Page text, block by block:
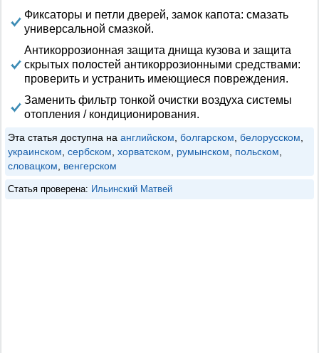
Фиксаторы и петли дверей, замок капота: смазать
универсальной смазкой.
Антикоррозионная защита днища кузова и защита
скрытых полостей антикоррозионными средствами:
проверить и устранить имеющиеся повреждения.
Заменить фильтр тонкой очистки воздуха системы
отопления / кондиционирования.
Эта статья доступна на английском болгарском белорусском
украинском сербском хорватском румынском польском
словацком
венгерском
Статья проверена: Ильинский Матвей